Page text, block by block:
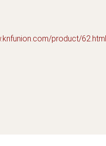
product/62.html